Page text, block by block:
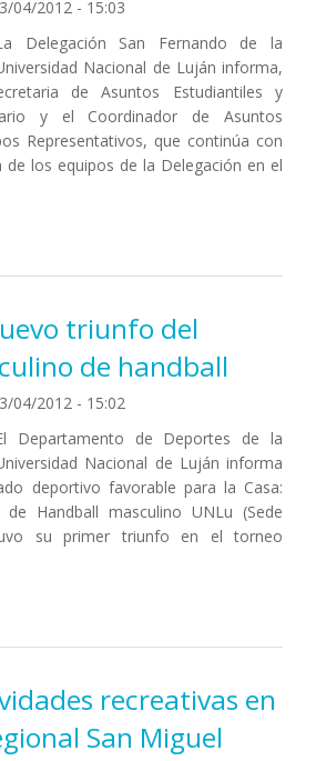
04/2012 - 15:03
Delegación San Fernando de la
Nacional de Luján informa,
de Asuntos Estudiantiles y
y el Coordinador de Asuntos
Representativos, que continúa con
de los equipos de la Delegación en el
triunfo del
de handball
04/2012 - 15:02
Departamento de Deportes de la
Nacional de Luján informa
deportivo favorable para la Casa:
Handball masculino UNLu (Sede
su primer triunfo en el torneo
recreativas en
San Miguel